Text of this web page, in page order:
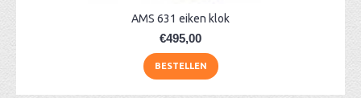
AMS 631 eiken klok
€495,00
BESTELLEN